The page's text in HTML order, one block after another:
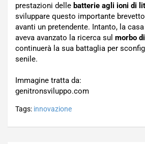
prestazioni delle batterie agli ioni di
sviluppare questo importante
avanti un pretendente. Intanto, la
aveva avanzato la ricerca sul morbo
continuerà la sua battaglia per
senile.
Immagine tratta da:
genitronsviluppo.com
Tags: innovazione